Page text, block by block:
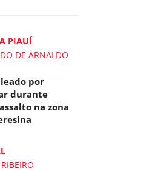
PIAUÍ
DE ARNALDO
por
durante
na zona